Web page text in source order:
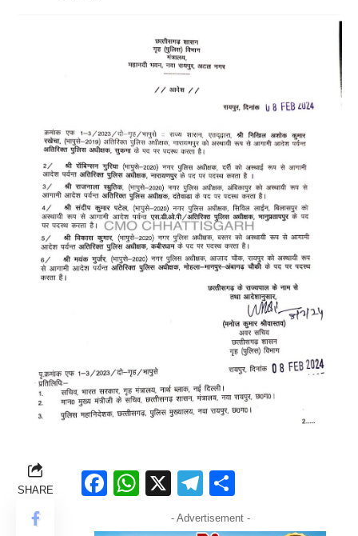
SHARE Facebook
WhatsApp
X Telegram
- Advertisement -